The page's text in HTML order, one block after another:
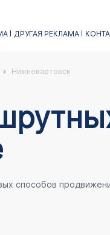
ДРУГАЯ РЕКЛАМА
Нижневартовск
способов